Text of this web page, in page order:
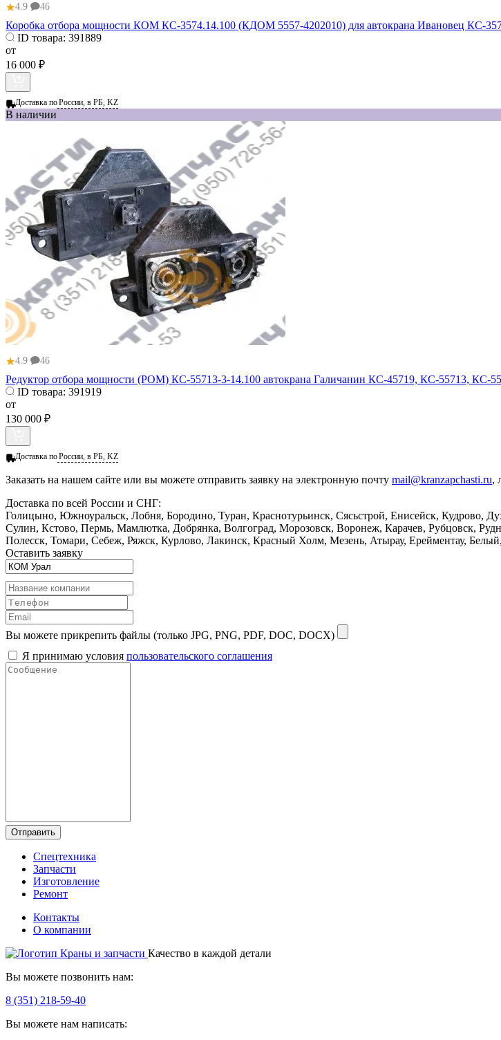
★4.9 46
Коробка отбора мощности КОМ КС-3574.14.100 (КДОМ 5557-4202010) для автокрана Ивановец КС-
ID товара: 391889
от
16 000 ₽
Доставка поРоссии, в РБ, KZ
В наличии
★4.9 46
Редуктор отбора мощности (РОМ) КС-55713-3-14.100 автокрана Галичанин КС-45719, КС-55713, КС-
ID товара: 391919
от
130 000 ₽
Доставка поРоссии, в РБ, KZ
Заказать на нашем сайте или вы можете отправить заявку на электронную почту mail@kranzapchasti.ru,
Доставка по всей России и СНГ:
Голицыно, Южноуральск, Лобня, Бородино, Туран, Краснотурьинск, Сясьстрой, Енисейск, Кудрово,
Сулин, Кстово, Пермь, Мамлютка, Добрянка, Волгоград, Морозовск, Воронеж, Карачев, Рубцовск,
Полесск, Томари, Себеж, Ряжск, Курлово, Лакинск, Красный Холм, Мезень, Атырау, Ерейментау,
Оставить заявку
Вы можете прикрепить файлы (только JPG, PNG, PDF, DOC, DOCX)
Я принимаю условия пользовательского соглашения
Отправить
Спецтехника
Запчасти
Изготовление
Ремонт
Контакты
О компании
Качество в каждой детали
Вы можете позвонить нам:
8 (351) 218-59-40
Вы можете нам написать: